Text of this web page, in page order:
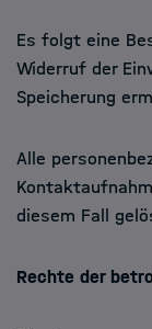
Es folgt eine
Widerruf der
Speicherung
Alle
diesem Fall
Rechte der